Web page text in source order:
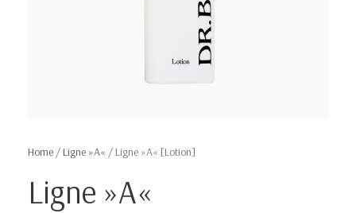
Home / Ligne »A« / Ligne »A« [Lotion]
Ligne »A«